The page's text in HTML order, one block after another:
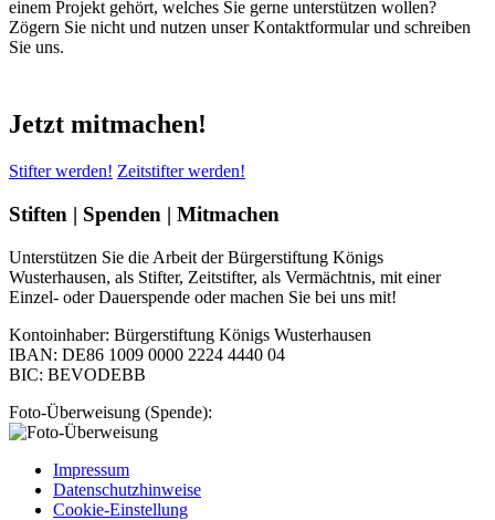
einem Projekt gehört, welches Sie gerne unterstützen wollen?
Zögern Sie nicht und nutzen unser Kontaktformular und schreiben
Sie uns.
Jetzt mitmachen!
Stifter werden! Zeitstifter werden!
Stiften | Spenden | Mitmachen
Unterstützen Sie die Arbeit der Bürgerstiftung Königs
Wusterhausen, als Stifter, Zeitstifter, als Vermächtnis, mit einer
Einzel- oder Dauerspende oder machen Sie bei uns mit!
Kontoinhaber: Bürgerstiftung Königs Wusterhausen
IBAN: DE86 1009 0000 2224 4440 04
BIC: BEVODEBB
Foto-Überweisung (Spende):
Impressum
Datenschutzhinweise
Cookie-Einstellung